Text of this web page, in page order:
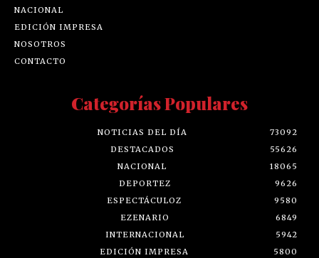
NACIONAL
EDICIÓN IMPRESA
NOSOTROS
CONTACTO
Categorías Populares
NOTICIAS DEL DÍA
73092
DESTACADOS
55626
NACIONAL
18065
DEPORTEZ
9626
ESPECTÁCULOZ
9580
EZENARIO
6849
INTERNACIONAL
5942
EDICIÓN IMPRESA
5800